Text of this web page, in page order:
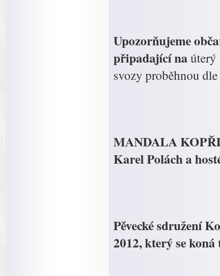
Upozorňujeme
připadající naúterý
svozy proběhnou
MANDALA
Karel Polách a
Pěvecké sdružení
2012, který se